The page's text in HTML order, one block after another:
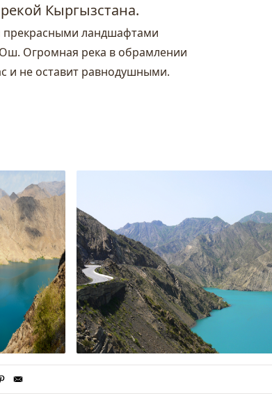
Кыргызстана.
прекрасными ландшафтами
Огромная река в обрамлении
и не оставит равнодушными.